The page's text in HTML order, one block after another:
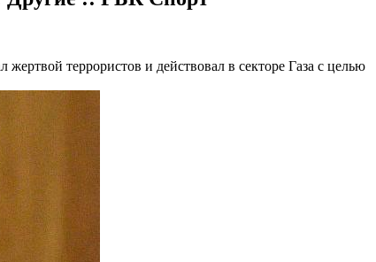
террористов и действовал в секторе Газа с целью